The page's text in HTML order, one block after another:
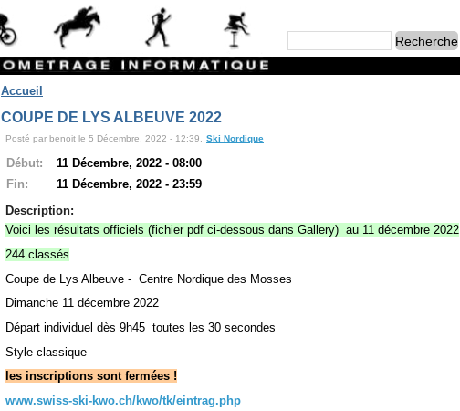
Accueil
COUPE DE LYS ALBEUVE 2022
Posté par benoit le 5 Décembre, 2022 - 12:39. Ski Nordique
Début:
11 Décembre, 2022 - 08:00
Fin:
11 Décembre, 2022 - 23:59
Description:
Voici les résultats officiels (fichier pdf ci-dessous dans Gallery) au 11 décembre 2022
244 classés
Coupe de Lys Albeuve - Centre Nordique des Mosses
Dimanche 11 décembre 2022
Départ individuel dès 9h45 toutes les 30 secondes
Style classique
les inscriptions sont fermées !
www.swiss-ski-kwo.ch/kwo/tk/eintrag.php